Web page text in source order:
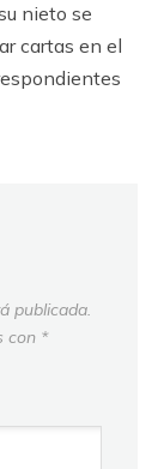
nieto se
cartas en el
publicada.
con *